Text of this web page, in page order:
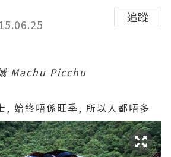
追蹤
Machu Picchu
, 始終唔係旺季, 所以人都唔多